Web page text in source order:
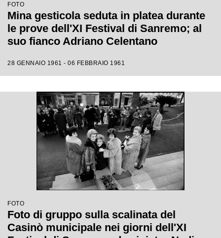
FOTO
Mina gesticola seduta in platea durante
le prove dell'XI Festival di Sanremo; al
suo fianco Adriano Celentano
28 GENNAIO 1961 - 06 FEBBRAIO 1961
FOTO
Foto di gruppo sulla scalinata del
Casinò municipale nei giorni dell'XI